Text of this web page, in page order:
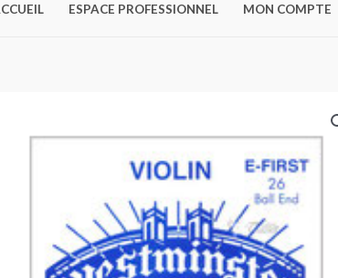
ESPACE PROFESSIONNEL MON COMPTE